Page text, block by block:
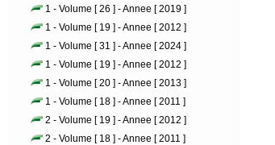
1 - Volume [ 26 ] - Annee [ 2019 ]
1 - Volume [ 19 ] - Annee [ 2012 ]
1 - Volume [ 31 ] - Annee [ 2024 ]
1 - Volume [ 19 ] - Annee [ 2012 ]
1 - Volume [ 20 ] - Annee [ 2013 ]
1 - Volume [ 18 ] - Annee [ 2011 ]
2 - Volume [ 19 ] - Annee [ 2012 ]
2 - Volume [ 18 ] - Annee [ 2011 ]